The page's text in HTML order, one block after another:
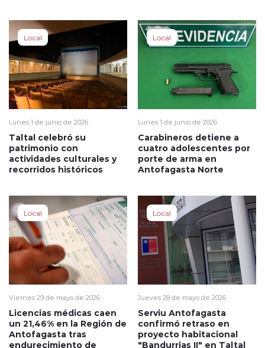
Local
Lunes 1 de junio de 2026
Taltal celebró su
patrimonio con
actividades culturales y
recorridos históricos
Local
Lunes 1 de junio de 2026
Carabineros detiene a
cuatro adolescentes por
porte de arma en
Antofagasta Norte
Local
Viernes 29 de mayo de 2026
Licencias médicas caen
un 21,46% en la Región de
Antofagasta tras
endurecimiento de
Local
Jueves 28 de mayo de 2026
Serviu Antofagasta
confirmó retraso en
proyecto habitacional
"Bandurrias II" en Taltal